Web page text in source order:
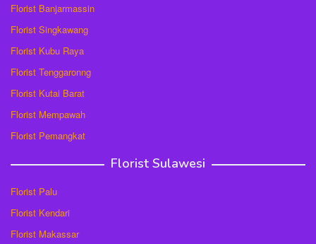
Florist Banjarmassin
Florist Singkawang
Florist Kubu Raya
Florist Tenggaronng
Florist Kutai Barat
Florist Mempawah
Florist Pemangkat
Florist Sulawesi
Florist Palu
Florist Kendari
Florist Makassar